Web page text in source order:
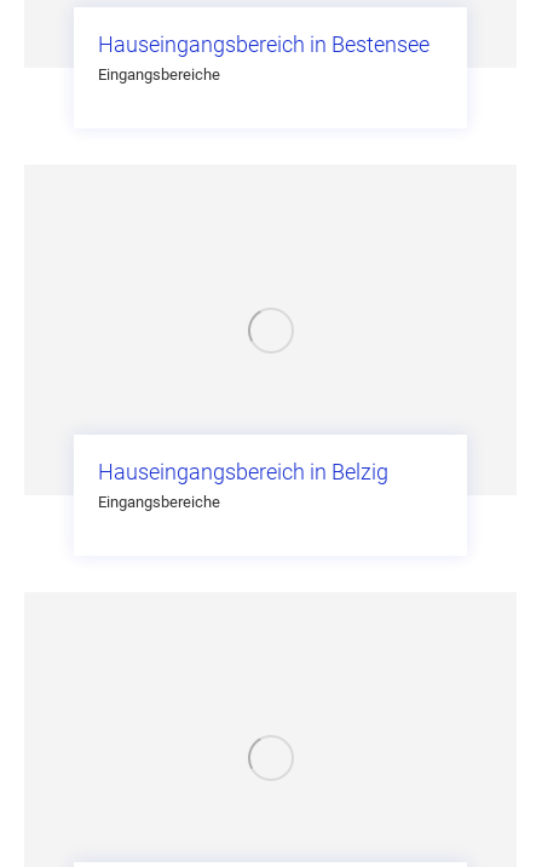
Hauseingangsbereich in Bestensee
Eingangsbereiche
Hauseingangsbereich in Belzig
Eingangsbereiche